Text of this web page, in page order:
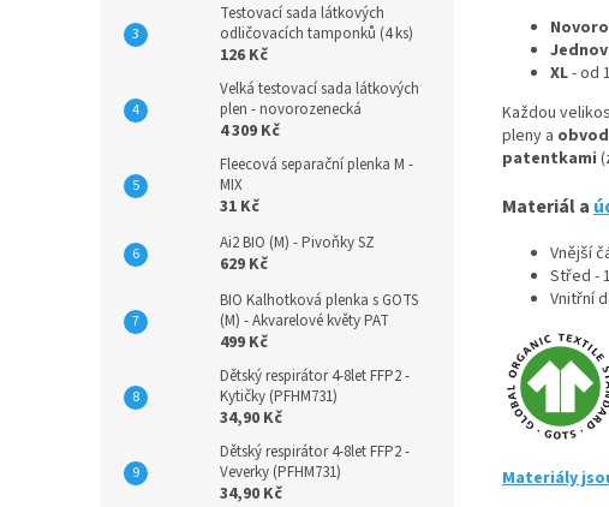
Testovací sada látkových
odličovacích tamponků (4 ks)
126 Kč
Velká testovací sada látkových
plen - novorozenecká
4 309 Kč
Fleecová separační plenka M -
MIX
31 Kč
Ai2 BIO (M) - Pivoňky SZ
629 Kč
BIO Kalhotková plenka s GOTS
(M) - Akvarelové květy PAT
499 Kč
Dětský respirátor 4-8let FFP2 -
Kytičky (PFHM731)
34,90 Kč
Dětský respirátor 4-8let FFP2 -
Veverky (PFHM731)
34,90 Kč
XL- od
Každou
pleny a
patentkami
Materiál a
Vnější
Střed -
Vnitřní
Materiály